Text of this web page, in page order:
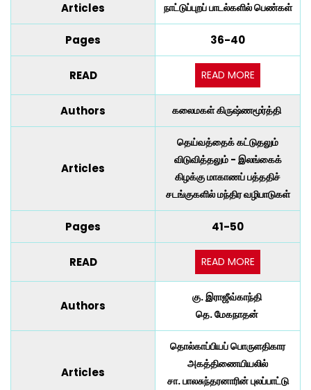
Articles நாட்டுப்புறப் பாடல்களில் பெண்கள்
Pages 36-40
READ READ MORE
Authors கலைமகள் கிருஷ்ணமூர்த்தி
Articles
தெய்வத்தைக் கட்டுதலும்
விடுவித்தலும் - இலங்கைக்
கிழக்கு மாகாணப் பத்ததிச்
சடங்குகளில் மந்திர வழிபாடுகள்
Pages 41-50
READ READ MORE
Authors
கு. இராஜீவ்காந்தி
தெ. மேகநாதன்
Articles
தொல்காப்பியப் பொருளதிகார
அகத்திணையியலில்
சா. பாலசுந்தரனாரின் புலப்பாட்டு